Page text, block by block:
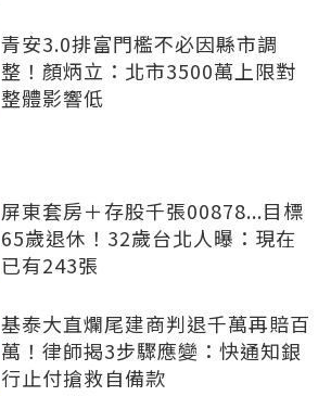
青安3.0排富門檻不必因縣市調
整！顏炳立：北市3500萬上限對
整體影響低
屏東套房＋存股千張00878...目標
65歲退休！32歲台北人曝：現在
已有243張
基泰大直爛尾建商判退千萬再賠百
萬！律師揭3步驟應變：快通知銀
行止付搶救自備款